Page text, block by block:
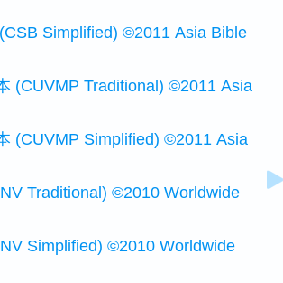
Simplified) ©2011 Asia Bible
(CUVMP Traditional) ©2011 Asia
(CUVMP Simplified) ©2011 Asia
Traditional) ©2010 Worldwide
Simplified) ©2010 Worldwide